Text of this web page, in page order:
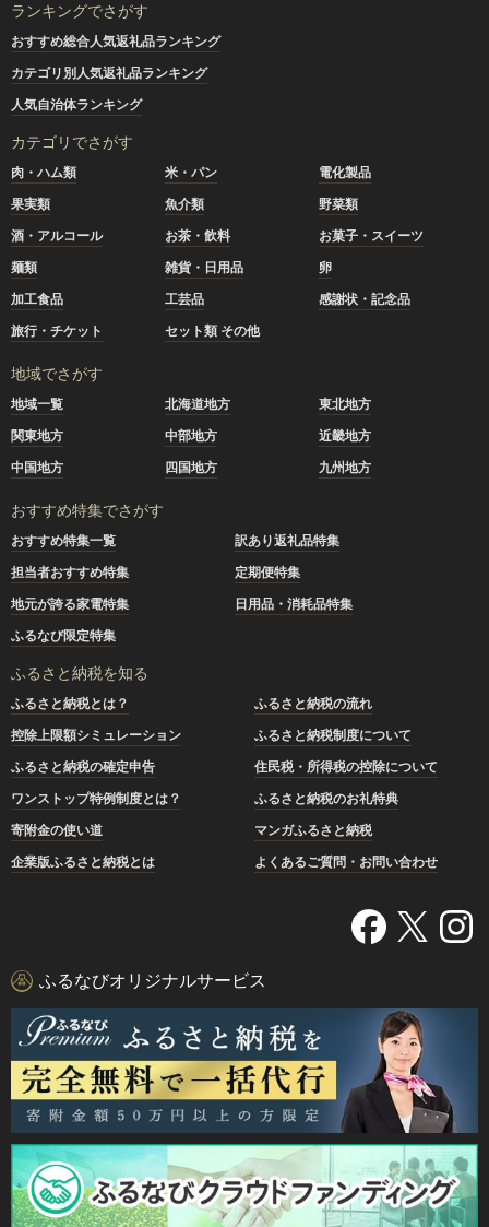
ランキングでさがす
おすすめ総合人気返礼品ランキング
カテゴリ別人気返礼品ランキング
人気自治体ランキング
カテゴリでさがす
肉・ハム類 米・パン
電化製品
果実類
魚介類
野菜類
酒・アルコール
お茶・飲料
お菓子・スイーツ
麺類
雑貨・日用品
卵
加工食品
工芸品
感謝状・記念品
旅行・チケット
セット類 その他
地域でさがす
地域一覧 北海道地方
東北地方
関東地方
中部地方
近畿地方
中国地方
四国地方 九州地方
おすすめ特集でさがす
おすすめ特集一覧
訳あり返礼品特集
担当者おすすめ特集
定期便特集
地元が誇る家電特集
日用品・消耗品特集
ふるなび限定特集
ふるさと納税を知る
ふるさと納税とは？
ふるさと納税の流れ
控除上限額シミュレーション
ふるさと納税制度について
ふるさと納税の確定申告
住民税・所得税の控除について
ワンストップ特例制度とは？
ふるさと納税のお礼特典
寄附金の使い道
マンガふるさと納税
企業版ふるさと納税とは
よくあるご質問・お問い合わせ
ふるなびオリジナルサービス